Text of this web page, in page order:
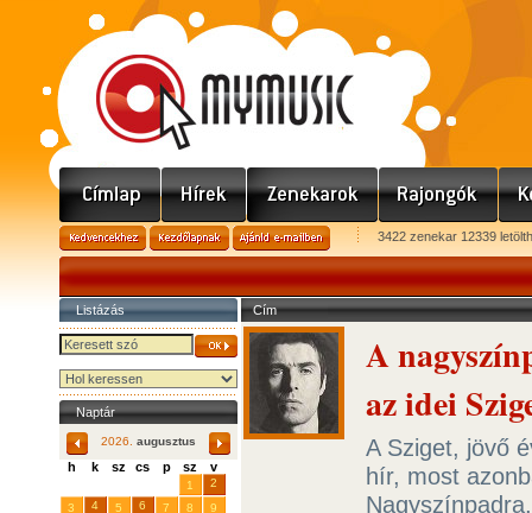
3422 zenekar 12339
Listázás
Naptár
2026. augusztus
h k sz cs p sz v
1
2
3
4 5 6 7 8
9
Cím
A
az idei
A Sziget, jövő
hír, most